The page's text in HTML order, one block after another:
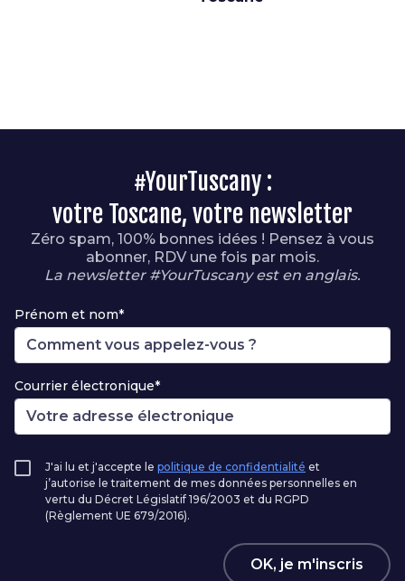
#YourTuscany :
votre Toscane, votre newsletter
Zéro spam, 100% bonnes idées ! Pensez à vous
abonner, RDV une fois par mois.
La newsletter #YourTuscany est en anglais.
Prénom et nom*
Courrier électronique*
J'ai lu et j'accepte le politique de confidentialité et
j’autorise le traitement de mes données personnelles en
vertu du Décret Législatif 196/2003 et du RGPD
(Règlement UE 679/2016).
OK, je m'inscris